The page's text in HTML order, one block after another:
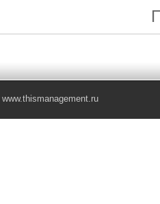
www.thismanagement.ru